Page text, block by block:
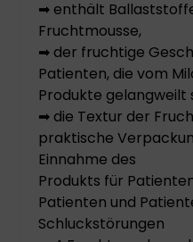
➡ enthält
Fruchtmousse,
➡ der fruchtige
Patienten, die vom
Produkte gelangweilt
➡ die Textur der
praktische
Einnahme des
Produkts für
Patienten und
Schluckstörungen